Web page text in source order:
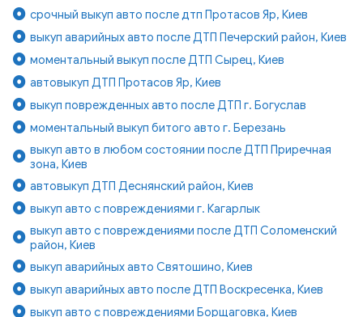
срочный выкуп авто после дтп Протасов Яр, Киев
выкуп аварийных авто после ДТП Печерский район, Киев
моментальный выкуп после ДТП Сырец, Киев
автовыкуп ДТП Протасов Яр, Киев
выкуп поврежденных авто после ДТП г. Богуслав
моментальный выкуп битого авто г. Березань
выкуп авто в любом состоянии после ДТП Приречная
зона, Киев
автовыкуп ДТП Деснянский район, Киев
выкуп авто с повреждениями г. Кагарлык
выкуп авто с повреждениями после ДТП Соломенский
район, Киев
выкуп аварийных авто Святошино, Киев
выкуп аварийных авто после ДТП Воскресенка, Киев
выкуп авто с повреждениями Борщаговка, Киев